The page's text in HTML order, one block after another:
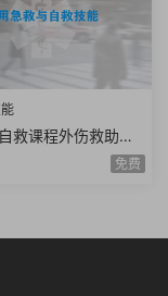
救课程外伤救助家
苏急救骨伤救助重病
免费